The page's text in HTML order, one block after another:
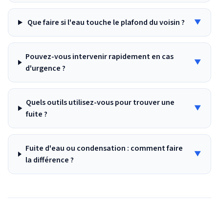
Que faire si l'eau touche le plafond du voisin ? ▼
Pouvez-vous intervenir rapidement en cas
d'urgence ?
▼
Quels outils utilisez-vous pour trouver une
fuite ?
▼
Fuite d'eau ou condensation : comment faire
la différence ?
▼